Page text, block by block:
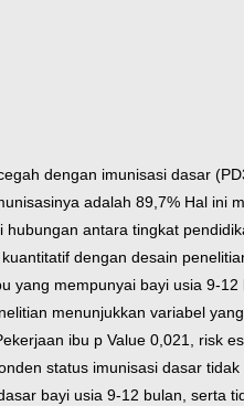
dengan imunisasi dasar
adalah 89,7% Hal ini
antara tingkat
dengan desain
yang mempunyai bayi usia 9-
menunjukkan variabel
ibu p Value 0,021, risk
status imunisasi dasar
bayi usia 9-12 bulan, serta